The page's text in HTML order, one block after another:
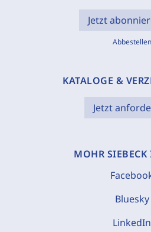
Jetzt
Abbestellen
KATALOGE &
Jetzt
MOHR
Bluesky
LinkedIn